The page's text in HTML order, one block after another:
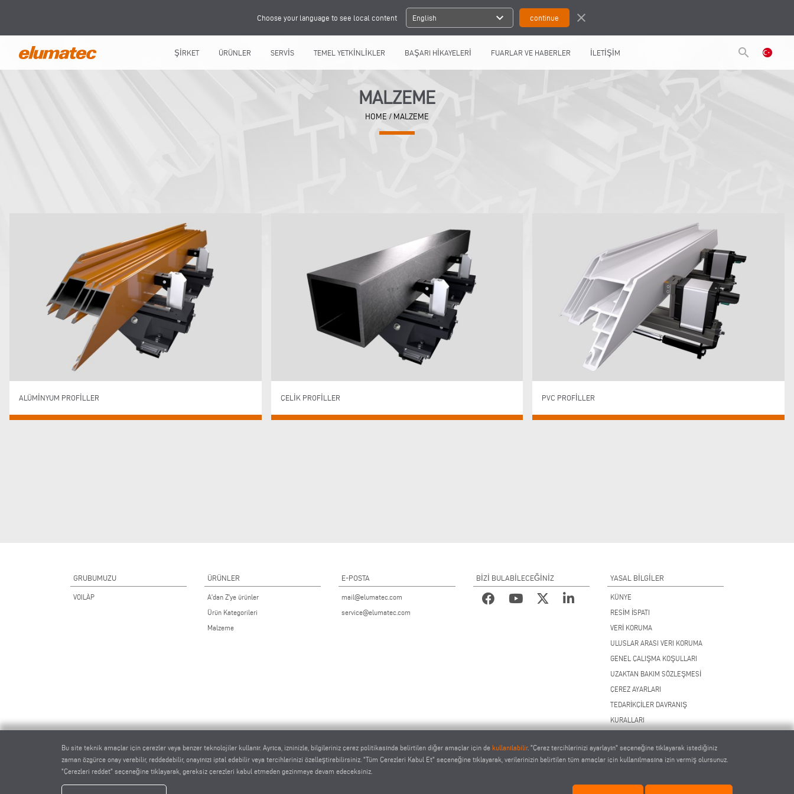
Choose your language to see local content English expand_more close
ŞİRKET ÜRÜNLER SERVİS TEMEL YETKİNLİKLER BAŞARI HİKAYELERİ FUARLAR VE HABERLER İLETİŞİM search
MALZEME
HOME / MALZEME
ALÜMINYUM PROFILLER ÇELIK PROFILLER PVC PROFILLER
GRUBUMUZU
VOILÀP
ÜRÜNLER
A'dan Z'ye ürünler
Ürün Kategorileri
Malzeme
E-POSTA
mail@elumatec.com
service@elumatec.com
BİZİ BULABİLECEĞİNİZ YASAL BILGILER
KÜNYE
RESİM İSPATI
VERİ KORUMA
ULUSLAR ARASI VERI KORUMA
GENEL ÇALIŞMA KOŞULLARI
UZAKTAN BAKIM SÖZLEŞMESİ
ÇEREZ AYARLARI
TEDARİKÇİLER DAVRANIŞ
KURALLARI
Bu site teknik amaçlar için çerezler veya benzer teknolojiler kullanır. Ayrıca, izninizle, bilgileriniz çerez politikasında belirtilen diğer amaçlar için de kullanılabilir. "Çerez tercihlerinizi ayarlayın" seçeneğine tıklayarak istediğiniz
zaman özgürce onay verebilir, reddedebilir, onayınızı iptal edebilir veya tercihlerinizi özelleştirebilirsiniz. "Tüm Çerezleri Kabul Et" seçeneğine tıklayarak, verilerinizin belirtilen tüm amaçlar için kullanılmasına izin vermiş olursunuz.
"Çerezleri reddet" seçeneğine tıklayarak, gereksiz çerezleri kabul etmeden gezinmeye devam edeceksiniz.